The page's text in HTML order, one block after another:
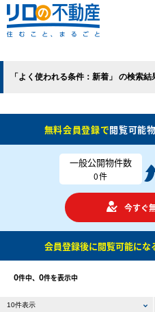
「よく使われる条件：新着」 の検索結
無料会員登録で閲覧可能
一般公開物件数
0件
今すぐ
会員登録後に閲覧可能にな
0件中、 0件を表示中